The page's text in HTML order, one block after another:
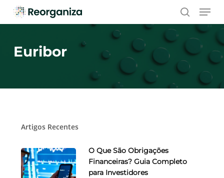
Skip
search
Euribor
Artigos Recentes
O Que São Obrigações
Financeiras? Guia Completo
para Investidores